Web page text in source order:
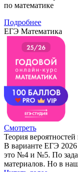
по математике
Подробнее
ЕГЭ Математика
Смотреть
Теория
В варианте ЕГЭ 2026
это №4 и №5. По
материалов. Но в